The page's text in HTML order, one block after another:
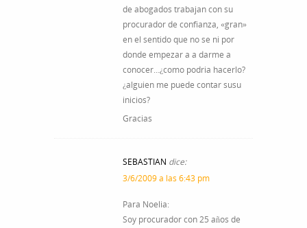
de abogados trabajan con su
procurador de confianza, «gran»
en el sentido que no se ni por
donde empezar a a darme a
conocer…¿como podria hacerlo?
¿alguien me puede contar susu
inicios?
Gracias
SEBASTIAN dice:
3/6/2009 a las 6:43 pm
Para Noelia:
Soy procurador con 25 años de